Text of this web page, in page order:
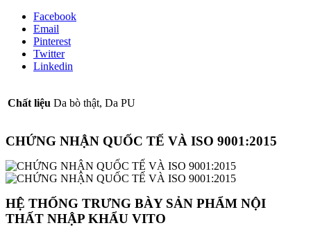
Facebook
Email
Pinterest
Twitter
Linkedin
Chất liệu Da bò thật, Da PU
CHỨNG NHẬN QUỐC TẾ VÀ ISO 9001:2015
HỆ THỐNG TRƯNG BÀY SẢN PHẨM NỘI
THẤT NHẬP KHẨU VITO